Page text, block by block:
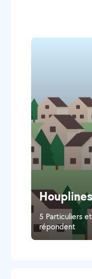
Houplines
5 Particuliers
répondent